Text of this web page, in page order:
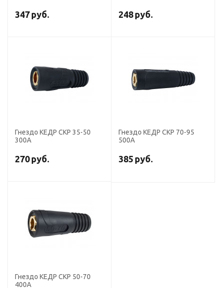
347 руб. 248 руб.
Гнездо КЕДР СКР 35-50
300А
270 руб.
Гнездо КЕДР СКР 70-95
500А
385 руб.
Гнездо КЕДР СКР 50-70
400А